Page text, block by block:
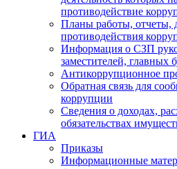
противодействие
Планы работы, отчеты,
противодействия
Информация о СЗП
заместителей, главных
Антикоррупционное
Обратная связь для
коррупции
Сведения о доходах,
обязательствах
ГИА
Приказы
Информационные